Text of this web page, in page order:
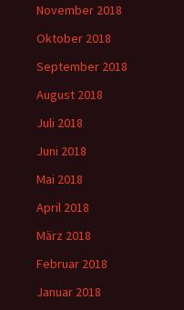
November 2018
Oktober 2018
September 2018
August 2018
Juli 2018
Juni 2018
Mai 2018
April 2018
März 2018
Februar 2018
Januar 2018